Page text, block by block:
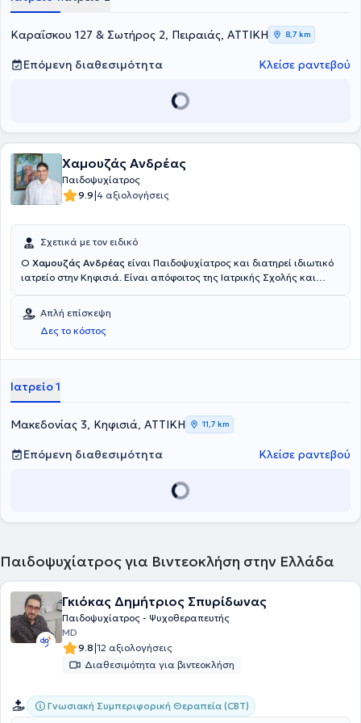
της, προκειμένου να διασφαλίσει την ψυχική υγεία και την ευημερία
παθήσεων.
Καραΐσκου 127 & Σωτήρος 2, Πειραιάς, ΑΤΤΙΚΗ 8,7 km
Επόμενη διαθεσιμότητα Κλείσε ραντεβού
Χαμουζάς Ανδρέας
Παιδοψυχίατρος
9.9|4 αξιολογήσεις
Σχετικά με τον ειδικό
Ο Χαμουζάς Ανδρέας είναι Παιδοψυχίατρος και διατηρεί ιδιωτικό
ιατρείο στην Κηφισιά. Είναι απόφοιτος της Ιατρικής Σχολής και
Κυνουρίας. Ολοκλήρωσε την Ειδικότητά του ως Παιδοψυχίατρος
στη B΄Κλινική του Παιδοψυχιατρικού Νοσοκομείου Αττικής, ενώ στο
πλαίσιο της ανάληψης της Ειδικότητας θήτευσε στο Τμήμα
Ψυχιατρικής Εφήβων και Νέων του ΓΝΑ ''Γ.ΓΕΝΝΗΜΑΤΑΣ'' και την
της Τρίπολης. Εκπαιδεύτηκε από την Ελληνική Εταιρία της Νέας
Λακανικής Σχολής Ψυχανάλυσης (ΑΠΑΚΣ) στην ψυχαναλυτική
Απλή επίσκεψη
Δες το κόστος
Ιατρείο 1
Μακεδονίας 3, Κηφισιά, ΑΤΤΙΚΗ 11,7 km
Επόμενη διαθεσιμότητα Κλείσε ραντεβού
Παιδοψυχίατρος για Βιντεοκλήση στην Ελλάδα
Γκιόκας Δημήτριος Σπυρίδωνας
Παιδοψυχίατρος - Ψυχοθεραπευτής
MD
9.8|12 αξιολογήσεις
Διαθεσιμότητα για βιντεοκλήση
Γνωσιακή Συμπεριφορική Θεραπεία (CBT)